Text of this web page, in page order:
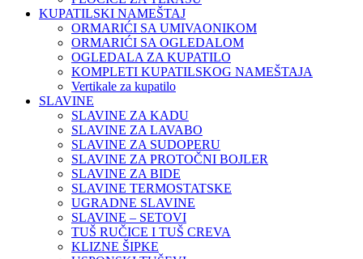
KUPATILSKI NAMEŠTAJ
ORMARIĆI SA UMIVAONIKOM
ORMARIĆI SA OGLEDALOM
OGLEDALA ZA KUPATILO
KOMPLETI KUPATILSKOG NAMEŠTAJA
Vertikale za kupatilo
SLAVINE
SLAVINE ZA KADU
SLAVINE ZA LAVABO
SLAVINE ZA SUDOPERU
SLAVINE ZA PROTOČNI BOJLER
SLAVINE ZA BIDE
SLAVINE TERMOSTATSKE
UGRADNE SLAVINE
SLAVINE – SETOVI
TUŠ RUČICE I TUŠ CREVA
KLIZNE ŠIPKE